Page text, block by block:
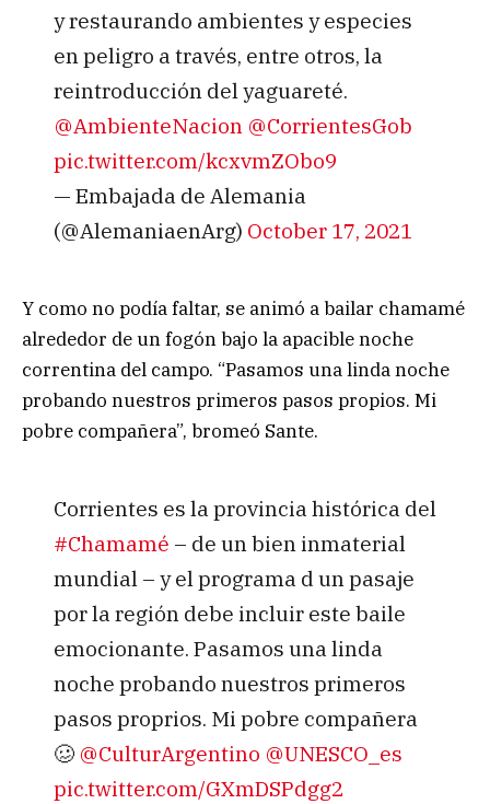
y restaurando ambientes y especies
en peligro a través, entre otros, la
reintroducción del yaguareté.
@AmbienteNacion @CorrientesGob
pic.twitter.com/kcxvmZObo9
— Embajada de Alemania
(@AlemaniaenArg) October 17, 2021
Y como no podía faltar, se animó a bailar chamamé
alrededor de un fogón bajo la apacible noche
correntina del campo. “Pasamos una linda noche
probando nuestros primeros pasos propios. Mi
pobre compañera”, bromeó Sante.
Corrientes es la provincia histórica del
#Chamamé – de un bien inmaterial
mundial – y el programa d un pasaje
por la región debe incluir este baile
emocionante. Pasamos una linda
noche probando nuestros primeros
pasos proprios. Mi pobre compañera
🥴 @CulturArgentino @UNESCO_es
pic.twitter.com/GXmDSPdgg2